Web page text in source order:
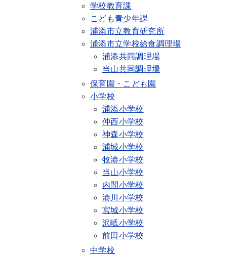
学校教育課
こども青少年課
浦添市立教育研究所
浦添市立学校給食調理場
浦添共同調理場
当山共同調理場
保育園・こども園
小学校
浦添小学校
仲西小学校
神森小学校
浦城小学校
牧港小学校
当山小学校
内間小学校
港川小学校
宮城小学校
沢岻小学校
前田小学校
中学校